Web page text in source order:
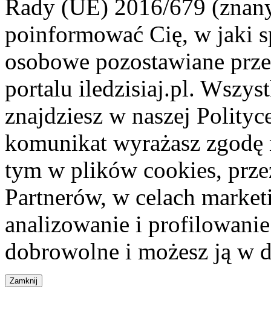
Rady (UE) 2016/679
poinformować Cię, w jaki
osobowe pozostawiane
portalu iledzisiaj.pl.
znajdziesz w naszej
komunikat wyrażasz
tym w plików cookies,
Partnerów, w celach
analizowanie i
dobrowolne i możesz ją w